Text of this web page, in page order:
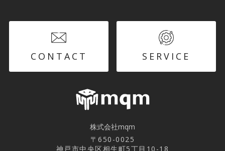
CONTACT SERVICE
株式会社mqm
〒650-0025
神戸市中央区相生町5丁目10-18